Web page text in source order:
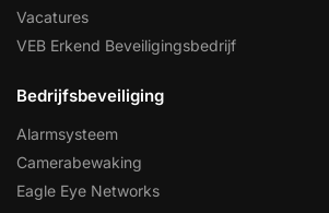
Vacatures
VEB Erkend Beveiligingsbedrijf
Bedrijfsbeveiliging
Alarmsysteem
Camerabewaking
Eagle Eye Networks